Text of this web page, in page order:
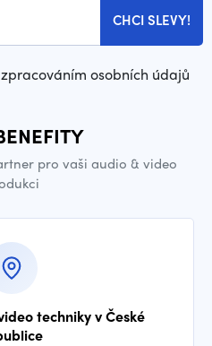
CHCI SLEVY!
osobních údajů
pro vaši audio & video
techniky v České